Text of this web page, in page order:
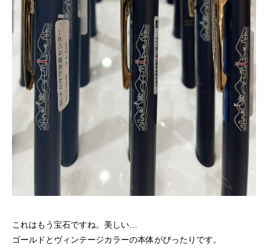
これはもう宝石ですね。美しい…
ゴールドとヴィンテージカラーの本体がぴったりです。